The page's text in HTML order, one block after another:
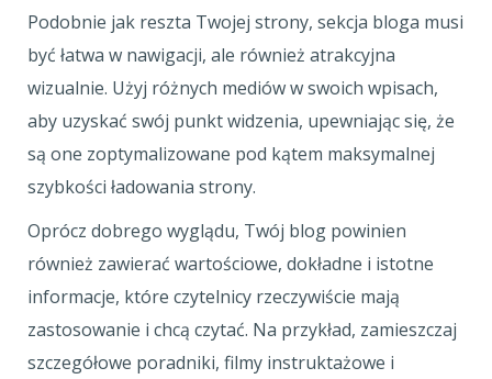
Podobnie jak reszta Twojej strony, sekcja bloga musi
być łatwa w nawigacji, ale również atrakcyjna
wizualnie. Użyj różnych mediów w swoich wpisach,
aby uzyskać swój punkt widzenia, upewniając się, że
są one zoptymalizowane pod kątem maksymalnej
szybkości ładowania strony.
Oprócz dobrego wyglądu, Twój blog powinien
również zawierać wartościowe, dokładne i istotne
informacje, które czytelnicy rzeczywiście mają
zastosowanie i chcą czytać. Na przykład, zamieszczaj
szczegółowe poradniki, filmy instruktażowe i